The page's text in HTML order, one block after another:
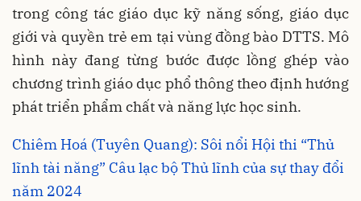
trong công tác giáo dục kỹ năng sống, giáo dục
giới và quyền trẻ em tại vùng đồng bào DTTS. Mô
hình này đang từng bước được lồng ghép vào
chương trình giáo dục phổ thông theo định hướng
phát triển phẩm chất và năng lực học sinh.
Chiêm Hoá (Tuyên Quang): Sôi nổi Hội thi “Thủ
lĩnh tài năng” Câu lạc bộ Thủ lĩnh của sự thay đổi
năm 2024